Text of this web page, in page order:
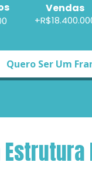
Vendas
Quero Ser Um